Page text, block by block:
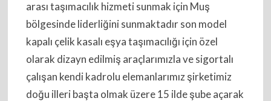
arası taşımacılık hizmeti sunmak için Muş
bölgesinde liderliğini sunmaktadır son model
kapalı çelik kasalı eşya taşımacılığı için özel
olarak dizayn edilmiş araçlarımızla ve sigortalı
çalışan kendi kadrolu elemanlarımız şirketimiz
doğu illeri başta olmak üzere 15 ilde şube açarak